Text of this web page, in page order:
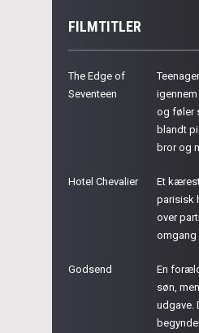
FILMTITLER
The Edge of
Seventeen
og føler
blandt
bror og
Hotel Chevalier
Et
parisisk
over
omgang
Godsend
En
søn,
udgave.